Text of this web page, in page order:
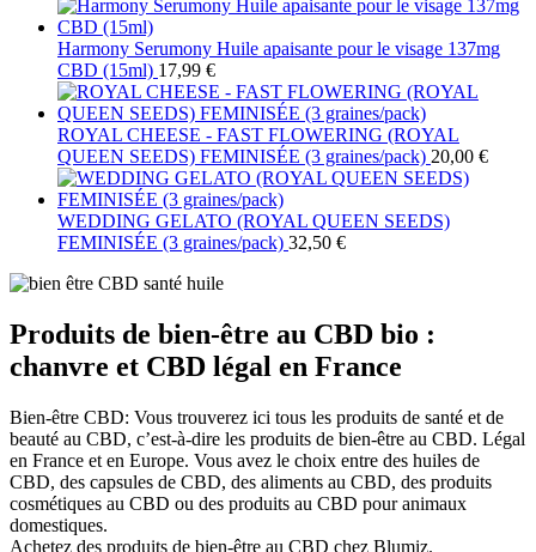
Harmony Serumony Huile apaisante pour le visage 137mg
CBD (15ml) 17,99 €
ROYAL CHEESE - FAST FLOWERING (ROYAL
QUEEN SEEDS) FEMINISÉE (3 graines/pack) 20,00 €
WEDDING GELATO (ROYAL QUEEN SEEDS)
FEMINISÉE (3 graines/pack) 32,50 €
Produits de bien-être au CBD bio :
chanvre et CBD légal en France
Bien-être CBD: Vous trouverez ici tous les produits de santé et de
beauté au CBD, c’est-à-dire les produits de bien-être au CBD. Légal
en France et en Europe. Vous avez le choix entre des huiles de
CBD, des capsules de CBD, des aliments au CBD, des produits
cosmétiques au CBD ou des produits au CBD pour animaux
domestiques.
Achetez des produits de bien-être au CBD chez Blumiz.